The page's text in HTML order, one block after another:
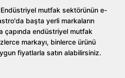
iletişime geçerek size özel
mutfak sektörünün e-
başta yerli markaların
çapında endüstriyel mutfak
markayı, binlerce ürünü
fiyatlarla satın alabilirsiniz.